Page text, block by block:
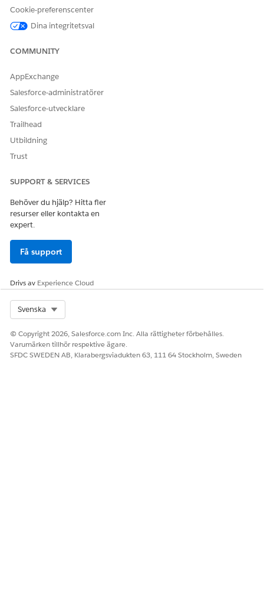
Redigera tilldelningar
Åtgärdsplaner.
Tipsblad: Hantera tilldelningar av
behörighetsuppsättningslicenser i bunt (PSL) för Financial
Services Cloud
Cookie-preferenscenter
Dina integritetsval
COMMUNITY
AppExchange
Salesforce-administratörer
Salesforce-utvecklare
Trailhead
Utbildning
Trust
SUPPORT & SERVICES
Behöver du hjälp? Hitta fler
resurser eller kontakta en
expert.
Få support
Drivs av Experience Cloud
Svenska
© Copyright 2026, Salesforce.com Inc. Alla rättigheter förbehålles.
Varumärken tillhör respektive ägare.
SFDC SWEDEN AB, Klarabergsviadukten 63, 111 64 Stockholm, Sweden